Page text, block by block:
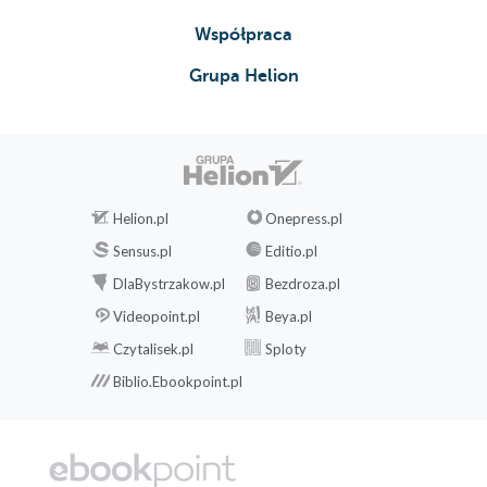
49.98 zł
ebook książka
Współpraca
Grupa Helion
Helion.pl
Onepress.pl
Sensus.pl
Editio.pl
DlaBystrzakow.pl
Bezdroza.pl
Videopoint.pl
Beya.pl
Czytalisek.pl
Sploty
Biblio.Ebookpoint.pl